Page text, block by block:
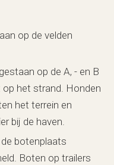
op de velden
op de A, - en B
op het strand. Honden
het terrein en
bij de haven.
botenplaats
Boten op trailers